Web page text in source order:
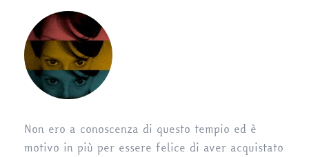
Non ero a conoscenza di questo tempio ed è
motivo in più per essere felice di aver acquistato